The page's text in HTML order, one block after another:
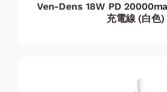
Ven-Dens 18W PD
充電線 (白色)